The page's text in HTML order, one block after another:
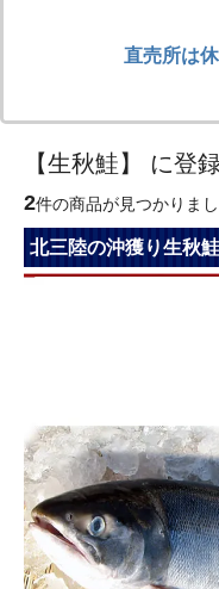
直売所は
【生秋鮭】 に登
2件の商品が見つかりま
北三陸の沖獲り生秋鮭